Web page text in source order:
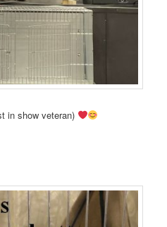
in show veteran)